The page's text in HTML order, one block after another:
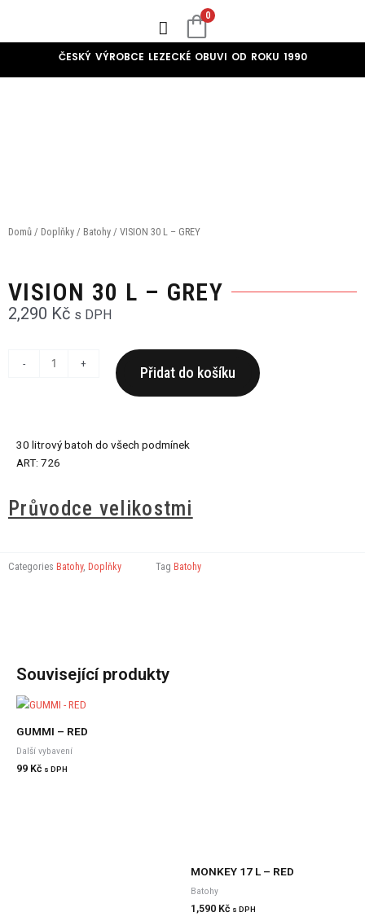
obsah
0
ČESKÝ VÝROBCE LEZECKÉ OBUVI OD ROKU 1990
Domů / Doplňky / Batohy / VISION 30 L – GREY
VISION 30 L – GREY
2,290 Kč s DPH
-
množství
+
Přidat do košíku
30 litrový batoh do všech podmínek
ART: 726
Průvodce velikostmi
Categories Batohy, Doplňky Tag Batohy
Související produkty
GUMMI – RED
Další vybavení
99 Kč s DPH
MONKEY 17 L – RED
Batohy
1,590 Kč s DPH